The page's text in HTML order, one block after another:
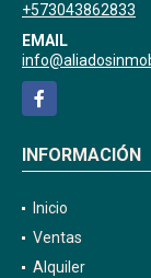
+573043862833
EMAIL
Facebook
INFORMACIÓN
Inicio
Ventas
Alquiler